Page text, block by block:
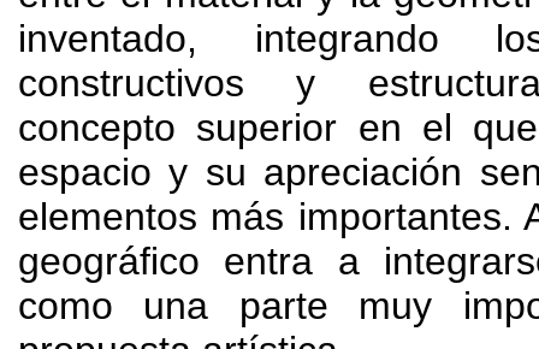
inventado, integrando
constructivos y
concepto superior en el
espacio y su apreciación
elementos más importantes.
geográfico entra a
como una parte muy